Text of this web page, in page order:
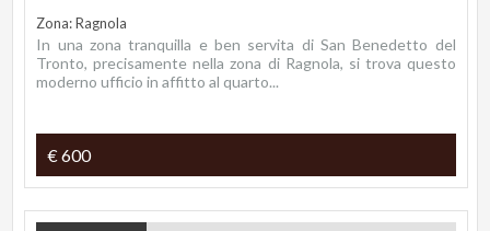
Zona: Ragnola
In una zona tranquilla e ben servita di San Benedetto del
Tronto, precisamente nella zona di Ragnola, si trova questo
moderno ufficio in affitto al quarto...
€ 600